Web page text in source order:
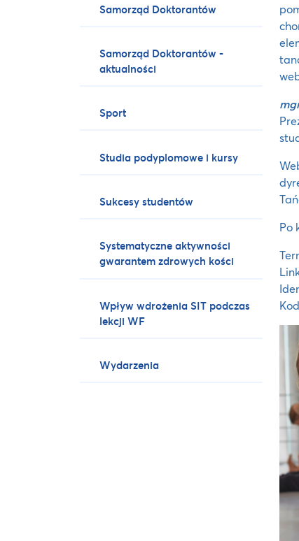
Samorząd Doktorantów
Samorząd Doktorantów -
aktualności
Sport
Studia podyplomowe i kursy
Sukcesy studentów
Systematyczne aktywności
gwarantem zdrowych kości
Wpływ wdrożenia SIT podczas
lekcji WF
Wydarzenia
Po